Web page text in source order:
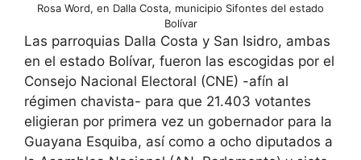
Rosa Word, en Dalla Costa, municipio Sifontes del estado
Bolívar
Las parroquias Dalla Costa y San Isidro, ambas
en el estado Bolívar, fueron las escogidas por el
Consejo Nacional Electoral (CNE) -afín al
régimen chavista- para que 21.403 votantes
eligieran por primera vez un gobernador para la
Guayana Esquiba, así como a ocho diputados a